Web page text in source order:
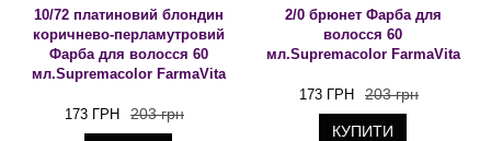
10/72 платиновий блондин
коричнево-перламутровий
Фарба для волосся 60
мл.Supremacolor FarmaVita
173 ГРН 203 грн
2/0 брюнет Фарба для
волосся 60
мл.Supremacolor FarmaVita
173 ГРН 203 грн
КУПИТИ